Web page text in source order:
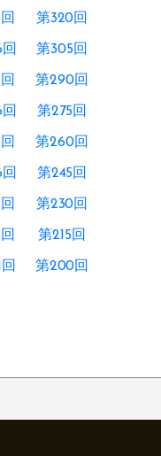
第320回
第305回
第290回
第275回
第260回
第245回
第230回
第215回
第200回